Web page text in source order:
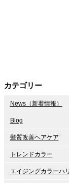
カテゴリー
News（新着情報）
Blog
髪質改善ヘアケア
トレンドカラー
エイジングカラーハ